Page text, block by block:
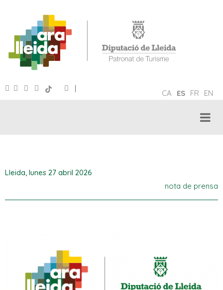
CA ES FR EN
|
Lleida, lunes 27 abril 2026
nota de prensa